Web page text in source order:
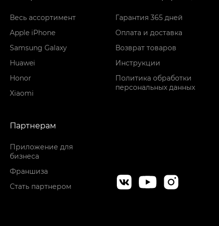
Весь ассортимент
Apple iPhone
Samsung Galaxy
Huawei
Honor
Xiaomi
Гарантия 365 дней
Оплата и доставка
Возврат товаров
Инструкции
Политика обработки
персональных данных
Партнерам
Приложение для
бизнеса
Франшиза
Стать партнером